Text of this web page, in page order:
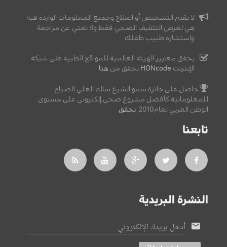
لا يقدم التشخيص أو العلاج وجميع المعلومات الواردة فيه
هي لغرض التثقيف الصحي فقط ولا تغني عن مراجعة
واستشارة طبيب طفلك.
يحقق معايير الهيئة العالمية للمواقع الطبية على شبكة
الإنترنت HONcode تحقق من هنا
حاصل على جائزة سمو الشيخ سالم العلي الصباح
للمعلوماتية كأفضل مشروع صحي إلكتروني على مستوى
الوطن العربي لعام2010,
تحقق
تابعنا
النشرة البريدية
أدخل بريدك الإلكتروني